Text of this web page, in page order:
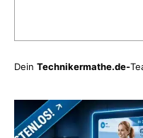
Dein Technikermathe.de-